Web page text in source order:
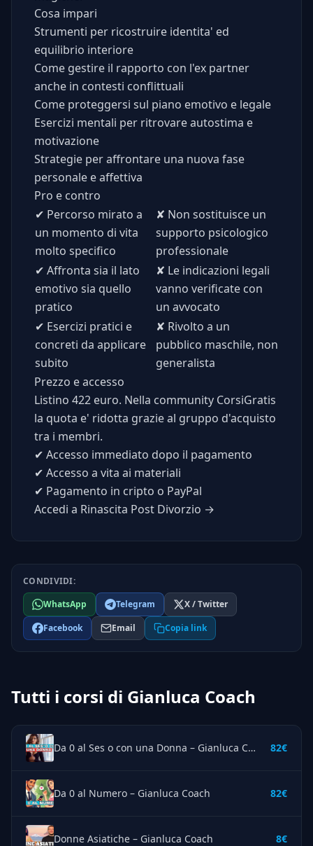
Cosa impari
Strumenti per ricostruire identita' ed
equilibrio interiore
Come gestire il rapporto con l'ex partner
anche in contesti conflittuali
Come proteggersi sul piano emotivo e legale
Esercizi mentali per ritrovare autostima e
motivazione
Strategie per affrontare una nuova fase
personale e affettiva
Pro e contro
✔ Percorso mirato a
un momento di vita
molto specifico
✘ Non sostituisce un
supporto psicologico
professionale
✔ Affronta sia il lato
emotivo sia quello
pratico
✘ Le indicazioni legali
vanno verificate con
un avvocato
✔ Esercizi pratici e
concreti da applicare
subito
✘ Rivolto a un
pubblico maschile, non
generalista
Prezzo e accesso
Listino 422 euro. Nella community CorsiGratis
la quota e' ridotta grazie al gruppo d'acquisto
tra i membri.
✔ Accesso immediato dopo il pagamento
✔ Accesso a vita ai materiali
✔ Pagamento in cripto o PayPal
Accedi a Rinascita Post Divorzio →
CONDIVIDI:
WhatsApp
Telegram
X / Twitter
Facebook
Email Copia link
Tutti i corsi di Gianluca Coach
Da 0 al Ses o con una Donna – Gianluca Coach 82€
Da 0 al Numero – Gianluca Coach 82€
Donne Asiatiche – Gianluca Coach 8€